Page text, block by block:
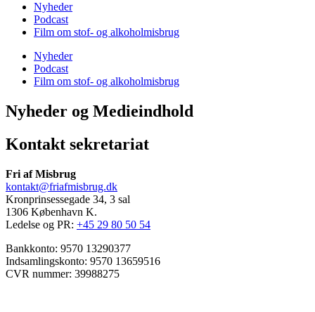
Nyheder
Podcast
Film om stof- og alkoholmisbrug
Nyheder
Podcast
Film om stof- og alkoholmisbrug
Nyheder og Medieindhold
Kontakt sekretariat
Fri af Misbrug
kontakt@friafmisbrug.dk
Kronprinsessegade 34, 3 sal
1306 København K.
Ledelse og PR: +45 29 80 50 54
Bankkonto: 9570 13290377
Indsamlingskonto: 9570 13659516
CVR nummer: 39988275